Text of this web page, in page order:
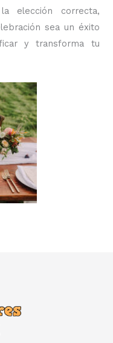
elección correcta,
sea un éxito
y transforma tu